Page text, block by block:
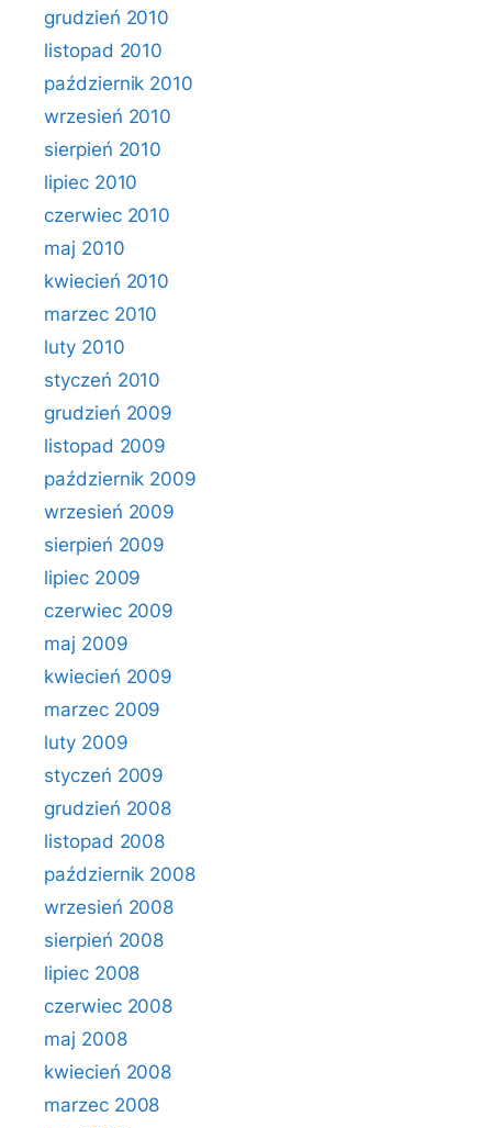
grudzień 2010
listopad 2010
październik 2010
wrzesień 2010
sierpień 2010
lipiec 2010
czerwiec 2010
maj 2010
kwiecień 2010
marzec 2010
luty 2010
styczeń 2010
grudzień 2009
listopad 2009
październik 2009
wrzesień 2009
sierpień 2009
lipiec 2009
czerwiec 2009
maj 2009
kwiecień 2009
marzec 2009
luty 2009
styczeń 2009
grudzień 2008
listopad 2008
październik 2008
wrzesień 2008
sierpień 2008
lipiec 2008
czerwiec 2008
maj 2008
kwiecień 2008
marzec 2008